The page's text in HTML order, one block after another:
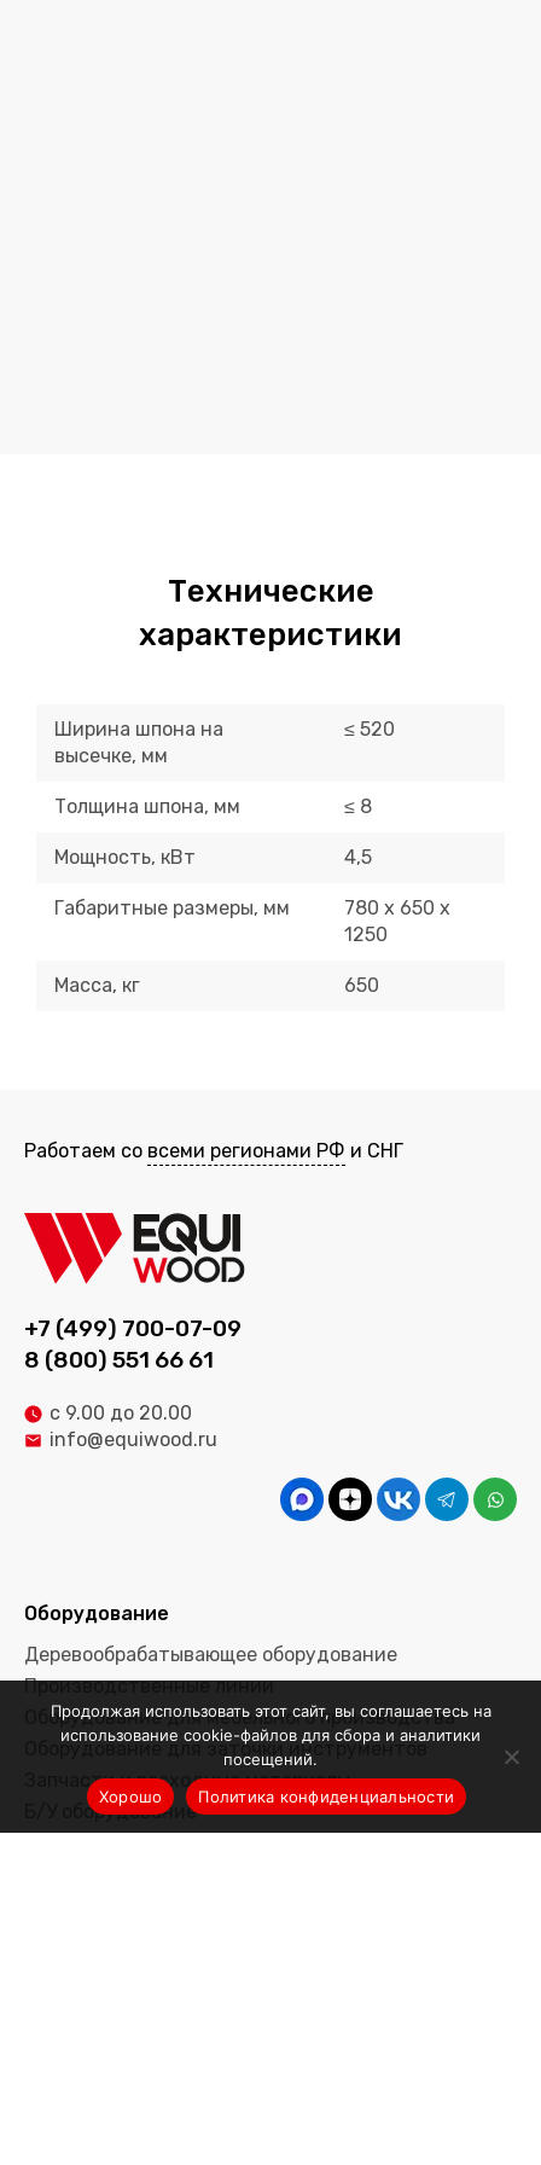
Технические
характеристики
Ширина шпона на
высечке, мм
≤ 520
Толщина шпона, мм ≤ 8
Мощность, кВт 4,5
Габаритные размеры, мм
780 х 650 х
1250
Масса, кг 650
Работаем со всеми регионами РФ и СНГ
+7 (499) 700-07-09
8 (800) 551 66 61
с 9.00 до 20.00
info@equiwood.ru
Оборудование
Деревообрабатывающее оборудование
Производственные линии
Оборудование для мебельного производства
Оборудование для заточки инструментов
Запчасти и расходные материалы
Б/У оборудование
Продолжая использовать этот сайт, вы соглашаетесь на
использование cookie-файлов для сбора и аналитики
посещений.
Хорошо
Политика конфиденциальности